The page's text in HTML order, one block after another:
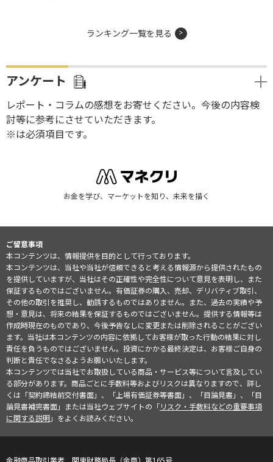
ランキング一覧を見る
アンケート
レポート・コラムの感想をお寄せください。今後の内容検
討等に参考にさせていただきます。
※は必須項目です。
お金を学び、マーケットを知り、未来を描く
ご留意事項
本コンテンツは、情報提供を目的として行っております。
本コンテンツは、当社や当社が信頼できると考える情報源から提供されたもの
を提供していますが、当社はその正確性や完全性について意見を表明し、また
保証するものではございません。有価証券の購入、売却、デリバティブ取引、
その他の取引を推奨し、勧誘するものではありません。また、過去の実績や予
想・意見は、将来の結果を保証するものではございません。提供する情報等は
作成時現在のものであり、今後予告なしに変更または削除されることがござい
ます。当社は本コンテンツの内容に依拠してお客様が取った行動の結果に対し
責任を負うものではございません。投資にかかる最終決定は、お客様ご自身の
判断と責任でなさるようお願いいたします。
本コンテンツでは当社でお取扱している商品・サービス等について言及してい
る部分があります。商品ごとに手数料等およびリスクは異なりますので、詳し
くは「契約締結前交付書面」、「上場有価証券等書面」、「目論見書」、「目
論見書補完書面」または当社ウェブサイトの「リスク・手数料などの重要事項
に関する説明」をよくお読みください。